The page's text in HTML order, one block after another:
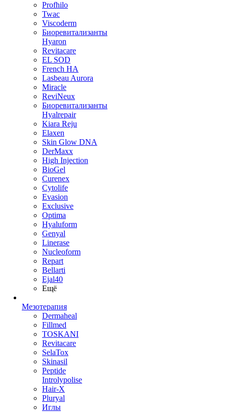
Profhilo
Twac
Viscoderm
Биоревитализанты
Hyaron
Revitacare
EL SOD
French HA
Lasbeau Aurora
Miracle
ReviNeux
Биоревитализанты
Hyalrepair
Kiara Reju
Elaxen
Skin Glow DNA
DerMaxx
High Injection
BioGel
Curenex
Cytolife
Evasion
Exclusive
Optima
Hyaluform
Genyal
Linerase
Nucleoform
Repart
Bellarti
Ejal40
Ещё
Мезотерапия
Dermaheal
Fillmed
TOSKANI
Revitacare
SelaTox
Skinasil
Peptide
Introlypolise
Hair-X
Pluryal
Иглы